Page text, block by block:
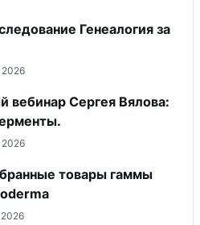
Генеалогия за
2026
вебинар Сергея Вялова:
2026
товары гаммы